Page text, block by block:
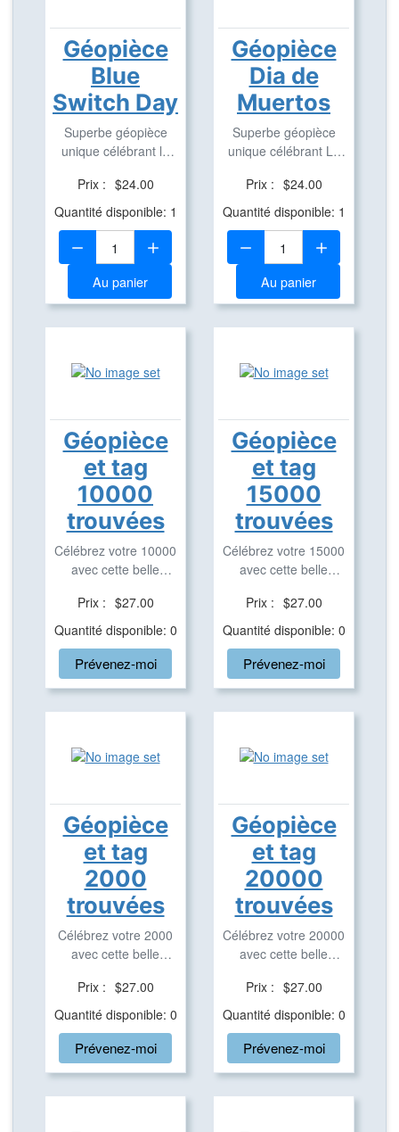
Géopièce
Blue
Switch Day
Superbe géopièce
unique célébrant le
Prix : $24.00
Quantité disponible: 1
Quantité:
Au panier
Géopièce
Dia de
Muertos
Superbe géopièce
unique célébrant Le
Prix : $24.00
Quantité disponible: 1
Quantité:
Au panier
Géopièce
et tag
10000
trouvées
Célébrez votre 10000
avec cette belle
Prix : $27.00
Quantité disponible: 0
Prévenez-moi
Géopièce
et tag
15000
trouvées
Célébrez votre 15000
avec cette belle
Prix : $27.00
Quantité disponible: 0
Prévenez-moi
Géopièce
et tag
2000
trouvées
Célébrez votre 2000
avec cette belle
Prix : $27.00
Quantité disponible: 0
Prévenez-moi
Géopièce
et tag
20000
trouvées
Célébrez votre 20000
avec cette belle
Prix : $27.00
Quantité disponible: 0
Prévenez-moi